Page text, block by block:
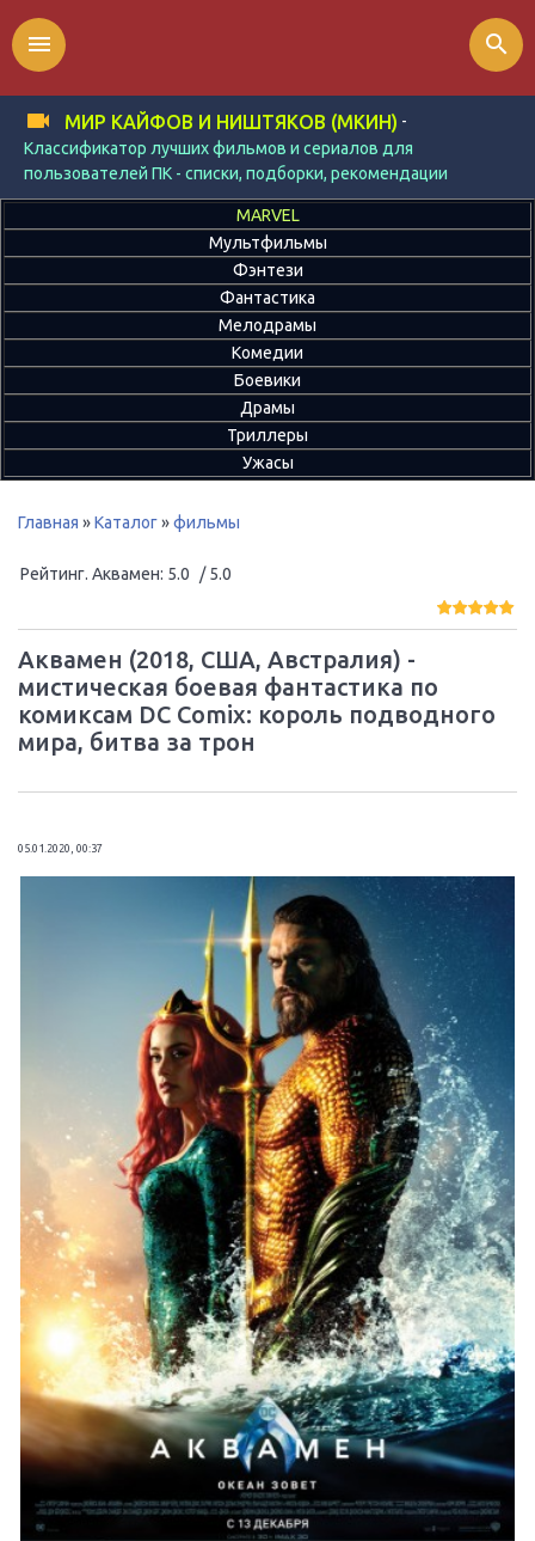
МИР КАЙФОВ И НИШТЯКОВ (МКИН) -
Классификатор лучших фильмов и сериалов для
пользователей ПК - списки, подборки, рекомендации
menu search
MARVEL
Мультфильмы
Фэнтези
Фантастика
Мелодрамы
Комедии
Боевики
Драмы
Триллеры
Ужасы
Главная »Каталог»фильмы
Рейтинг. Аквамен: 5.0 / 5.0
Аквамен (2018, США, Австралия) -
мистическая боевая фантастика по
комиксам DC Comix: король подводного
мира, битва за трон
05.01.2020, 00:37